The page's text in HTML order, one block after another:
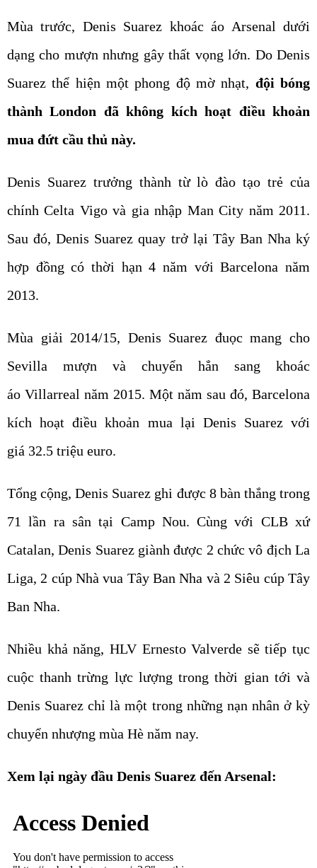
Mùa trước, Denis Suarez khoác áo Arsenal dưới
dạng cho mượn nhưng gây thất vọng lớn. Do Denis
Suarez thể hiện một phong độ mờ nhạt, đội bóng
thành London đã không kích hoạt điều khoản
mua đứt cầu thủ này.
Denis Suarez trưởng thành từ lò đào tạo trẻ của
chính Celta Vigo và gia nhập Man City năm 2011.
Sau đó, Denis Suarez quay trở lại Tây Ban Nha ký
hợp đồng có thời hạn 4 năm với Barcelona năm
2013.
Mùa giải 2014/15, Denis Suarez đuọc mang cho
Sevilla mượn và chuyển hẳn sang khoác
áo Villarreal năm 2015. Một năm sau đó, Barcelona
kích hoạt điều khoản mua lại Denis Suarez với
giá 32.5 triệu euro.
Tổng cộng, Denis Suarez ghi được 8 bàn thắng trong
71 lần ra sân tại Camp Nou. Cùng với CLB xứ
Catalan, Denis Suarez giành được 2 chức vô địch La
Liga, 2 cúp Nhà vua Tây Ban Nha và 2 Siêu cúp Tây
Ban Nha.
Nhiều khả năng, HLV Ernesto Valverde sẽ tiếp tục
cuộc thanh trừng lực lượng trong thời gian tới và
Denis Suarez chỉ là một trong những nạn nhân ở kỳ
chuyển nhượng mùa Hè năm nay.
Xem lại ngày đầu Denis Suarez đến Arsenal: